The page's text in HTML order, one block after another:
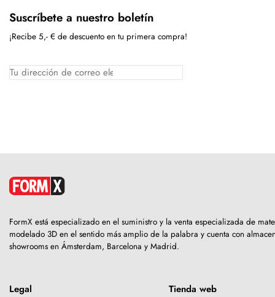
Suscríbete a nuestro boletín
¡Recibe 5,- € de descuento en tu primera compra!
FormX está especializado en el suministro y la venta especializada de
modelado 3D en el sentido más amplio de la palabra y cuenta con
showrooms en Ámsterdam, Barcelona y Madrid.
Legal Tienda web